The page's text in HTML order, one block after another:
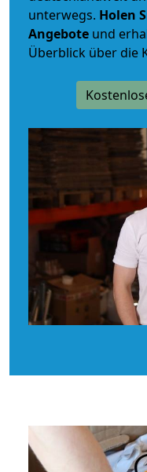
unterwegs. Holen
Angebote und
Überblick über die